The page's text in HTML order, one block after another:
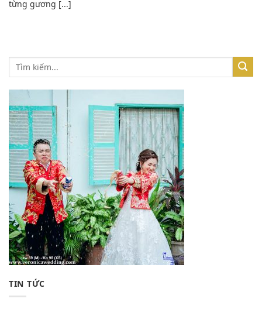
từng gương [...]
TIN TỨC